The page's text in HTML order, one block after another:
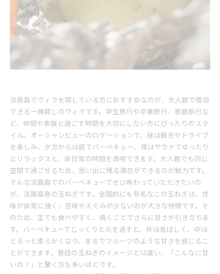
淡路島でヴィラを探している方におすすめなのが、大人数で宿泊
できる一棟貸しのヴィラです。学生旅行や卒業旅行、家族旅行な
ど、仲間や家族と過ごす時間を大切にしたい方にぴったりのスタ
イル。オーシャンビューのロケーションで、昼は観光やドライブ
を楽しみ、夕方からは庭でバーベキュー、夜はサウナでゆったり
とリラックスと、非日常の時間を満喫できます。大人数でも同じ
空間で過ごせるため、思い出に残る滞在ができるのが魅力です。
そんな淡路島でのバーベキューでぜひ味わっていただきたいの
が、淡路島産の玉ねぎです。全国的にも有名なこの玉ねぎは、甘
味が非常に強く、苦味やえぐみが少ないのが大きな特徴です。そ
のため、生でも食べやすく、焼くことでさらに甘さが引き立ちま
す。バーベキューでじっくりと火を通すと、外は香ばしく、中は
とろっと柔らかくなり、まるでフルーツのような甘さを感じるこ
とができます。普段の玉ねぎのイメージとは違い、「こんなに甘
いの？」と驚く方も多いほどです。